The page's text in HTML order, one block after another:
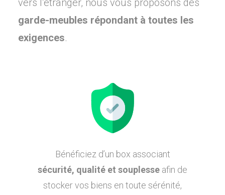
vers l’étranger, nous vous proposons des
garde-meubles répondant à toutes les
exigences.
Bénéficiez d’un box associant
sécurité, qualité et souplesse afin de
stocker vos biens en toute sérénité,